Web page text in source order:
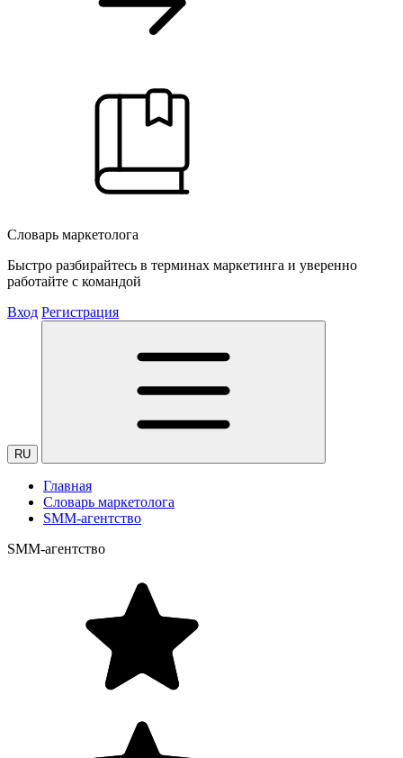
Словарь маркетолога
Быстро разбирайтесь в терминах маркетинга и уверенно
работайте с командой
Вход Регистрация
RU
Главная
Словарь маркетолога
SMM-агентство
SMM-агентство